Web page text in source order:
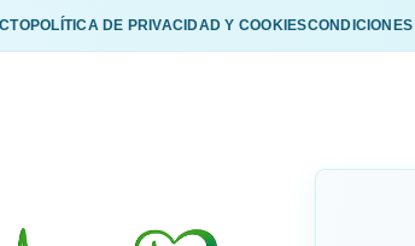
POLÍTICA DE PRIVACIDAD Y COOKIES